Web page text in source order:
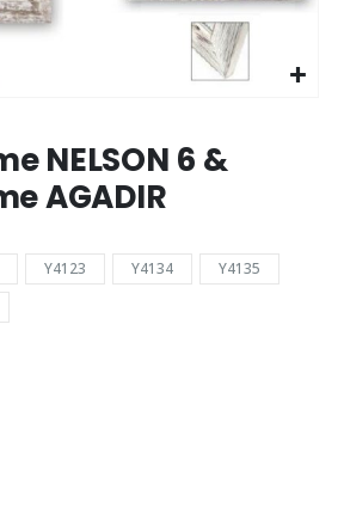
NELSON 6 &
AGADIR
Y4123 Y4134
Y4135